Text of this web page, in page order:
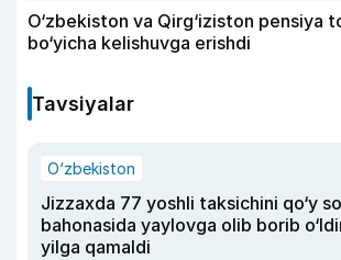
O‘zbekiston va Qirg‘iziston pensiya
bo‘yicha kelishuvga erishdi
Tavsiyalar
O‘zbekiston
Jizzaxda 77 yoshli taksichini qo‘y
bahonasida yaylovga olib borib
yilga qamaldi